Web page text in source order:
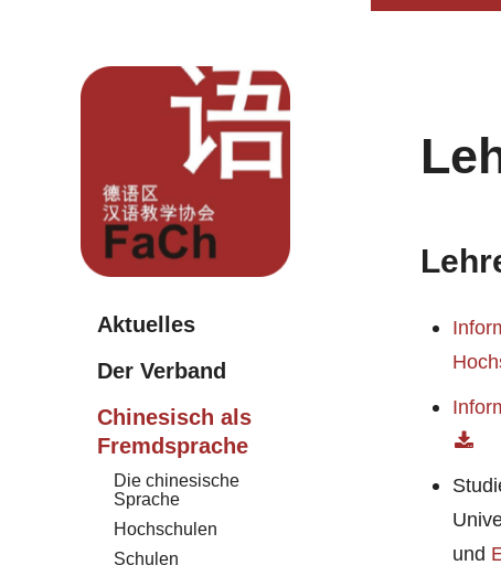
Aktuelles
Der Verband
Chinesisch als
Fremdsprache
Die chinesische
Sprache
Hochschulen
Schulen
und